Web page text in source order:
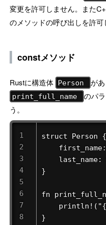
変更を許可しません。また
のメソッドの呼び出しを許可
constメソッド
Rustに構造体 Person が
print_full_name
のパ
う。
struct Person {
last_name:
}
fn
}